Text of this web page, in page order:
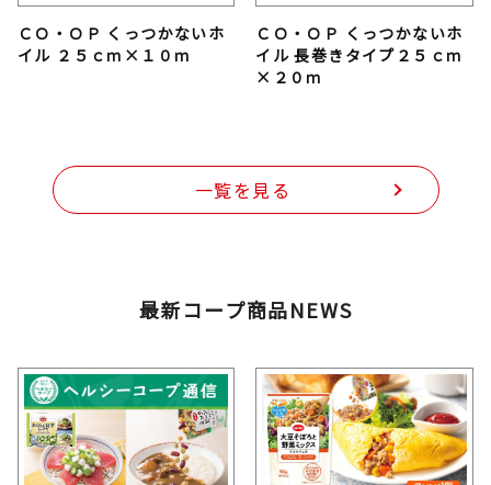
ＣＯ・ＯＰ くっつかないホ
イル ２５ｃｍ×１０ｍ
ＣＯ・ＯＰ くっつかないホ
イル 長巻きタイプ２５ｃｍ
×２０ｍ
一覧を見る
最新コープ商品NEWS